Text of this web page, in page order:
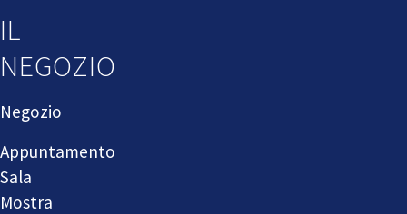
IL
NEGOZIO
Negozio
Appuntamento
Sala
Mostra